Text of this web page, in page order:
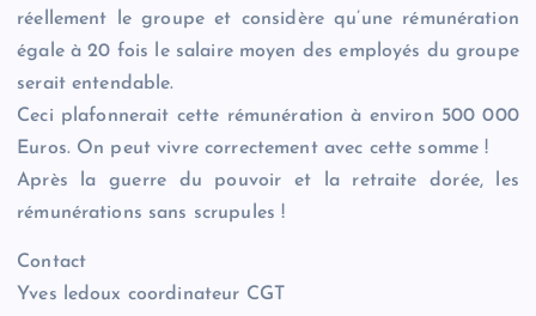
réellement le groupe et considère qu’une rémunération
égale à 20 fois le salaire moyen des employés du groupe
serait entendable.
Ceci plafonnerait cette rémunération à environ 500 000
Euros. On peut vivre correctement avec cette somme !
Après la guerre du pouvoir et la retraite dorée, les
rémunérations sans scrupules !
Contact
Yves ledoux coordinateur CGT